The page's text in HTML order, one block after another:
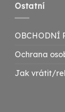
Ostatní
OBCHODNÍ
Ochrana
Jak vrátit/